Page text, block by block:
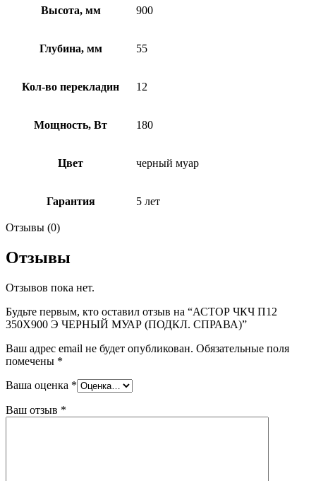
Высота, мм 900
Глубина, мм 55
Кол-во перекладин 12
Мощность, Вт 180
Цвет черный муар
Гарантия 5 лет
Отзывы (0)
Отзывы
Отзывов пока нет.
Будьте первым, кто оставил отзыв на “АСТОР ЧКЧ П12
350Х900 Э ЧЕРНЫЙ МУАР (ПОДКЛ. СПРАВА)”
Ваш адрес email не будет опубликован. Обязательные поля
помечены *
Ваша оценка *
Ваш отзыв *